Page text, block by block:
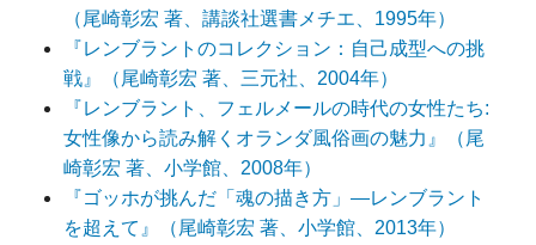
（尾崎彰宏 著、講談社選書メチエ、1995年）
『レンブラントのコレクション：自己成型への挑
戦』（尾崎彰宏 著、三元社、2004年）
『レンブラント、フェルメールの時代の女性たち:
女性像から読み解くオランダ風俗画の魅力』（尾
崎彰宏 著、小学館、2008年）
『ゴッホが挑んだ「魂の描き方」―レンブラント
を超えて』（尾崎彰宏 著、小学館、2013年）